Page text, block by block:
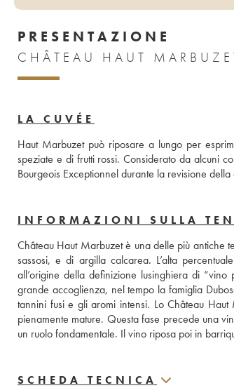
PRESENTAZIONE
LA CUVÉE
Haut Marbuzet può riposare a lungo per
speziate e di frutti rossi. Considerato da alcuni
Bourgeois Exceptionnel durante la revisione
INFORMAZIONI SULLA
Château Haut Marbuzet è una delle più antiche
sassosi, e di argilla calcarea. L’alta
all’origine della definizione lusinghiera di
grande accoglienza, nel tempo la famiglia
tannini fusi e gli aromi intensi. Lo Château
pienamente mature. Questa fase precede una
un ruolo fondamentale. Il vino riposa poi in
SCHEDA TECNICA